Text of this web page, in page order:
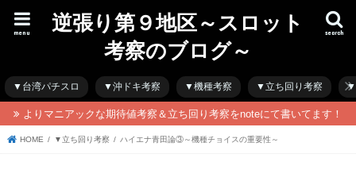
逆張り第９地区～スロット
考察のブログ～
search
menu
▼台湾パチスロ ▼沖ドキ考察 ▼機種考察 ▼立ち回り考察 ▼
よりマニアックな期待値考察＆立ち回り考察をnoteにて書いてます！
HOME ▼立ち回り考察 ハイエナ青田論③～機種チョイスの重要性～